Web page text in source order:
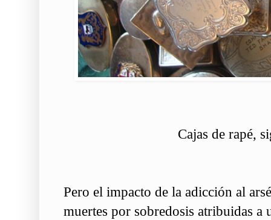
Cajas de rapé,
Pero el impacto de la adicción al
muertes por sobredosis atribuidas a